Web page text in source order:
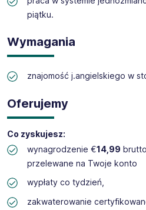
piątku.
Wymagania
znajomość j.angielskiego w
Oferujemy
Co zyskujesz:
wynagrodzenie €14,99
przelewane na Twoje konto
wypłaty co tydzień,
zakwaterowanie